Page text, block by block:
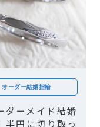
オーダー結婚指輪
ダーメイド結婚
半円に切り取っ